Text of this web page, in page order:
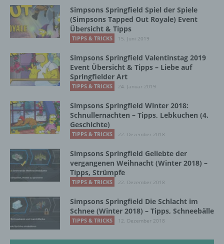
Simpsons Springfield Spiel der Spiele
(Simpsons Tapped Out Royale) Event
Übersicht & Tipps
TIPPS & TRICKS 15. Juni 2019
Simpsons Springfield Valentinstag 2019
Event Übersicht & Tipps – Liebe auf
Springfielder Art
TIPPS & TRICKS 24. Januar 2019
Simpsons Springfield Winter 2018:
Schnullernachten – Tipps, Lebkuchen (4.
Geschichte)
TIPPS & TRICKS 22. Dezember 2018
Simpsons Springfield Geliebte der
vergangenen Weihnacht (Winter 2018) –
Tipps, Strümpfe
TIPPS & TRICKS 22. Dezember 2018
Simpsons Springfield Die Schlacht im
Schnee (Winter 2018) – Tipps, Schneebälle
TIPPS & TRICKS 12. Dezember 2018
und den Personen, die unter der
unmittelbaren Verantwortung des
Verantwortlichen oder des
Auftragsverarbeiters befugt sind, die
personenbezogenen Daten zu verarbeiten.
k) Einwilligung
Einwilligung ist jede von der betroffenen
Person freiwillig für den bestimmten Fall in
informierter Weise und unmissverständlich
abgegebene Willensbekundung in Form
eindeutigen bestätigenden Handlung, mit der
die betroffene Person zu verstehen gibt, dass
sie mit der Verarbeitung der sie betreffenden
personenbezogenen Daten einverstanden
Name und Anschrift des für die Verarbeitung